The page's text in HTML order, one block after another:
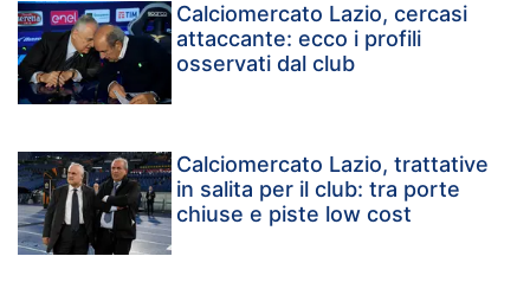
Calciomercato Lazio, cercasi
attaccante: ecco i profili
osservati dal club
Calciomercato Lazio, trattative
in salita per il club: tra porte
chiuse e piste low cost